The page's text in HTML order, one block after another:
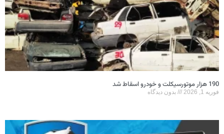
190 هزار موتورسیکلت و خودرو اسقاط شد
فوریه 1, 2026 بدون دیدگاه